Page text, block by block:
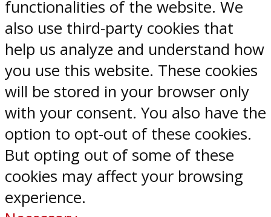
functionalities of the website. We
also use third-party cookies that
help us analyze and understand how
you use this website. These cookies
will be stored in your browser only
with your consent. You also have the
option to opt-out of these cookies.
But opting out of some of these
cookies may affect your browsing
experience.